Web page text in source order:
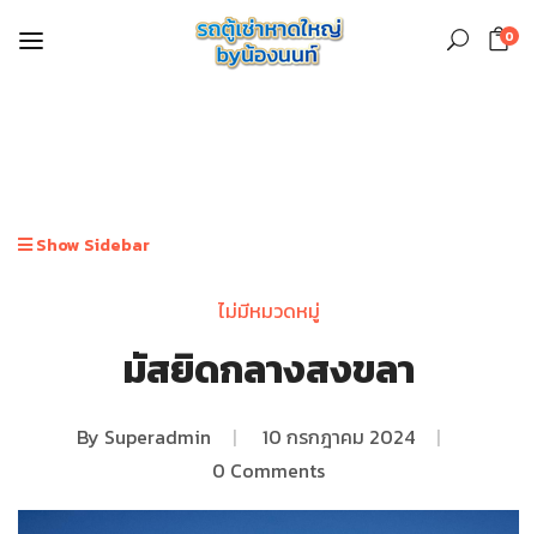
0
Show Sidebar
ไม่มีหมวดหมู่
มัสยิดกลางสงขลา
By Superadmin | 10 กรกฎาคม 2024
|
0 Comments